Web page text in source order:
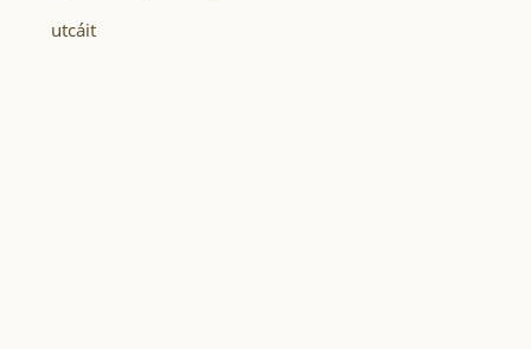
utcáit